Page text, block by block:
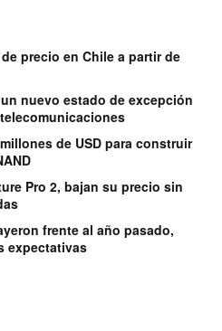
precio en Chile a partir de
nuevo estado de excepción
de USD para construir
Pro 2, bajan su precio sin
frente al año pasado,
expectativas